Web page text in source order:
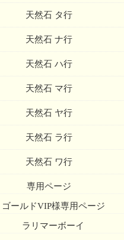
天然石 タ行
天然石 ナ行
天然石 ハ行
天然石 マ行
天然石 ヤ行
天然石 ラ行
天然石 ワ行
専用ページ
ゴールドVIP様専用ページ
ラリマーボーイ